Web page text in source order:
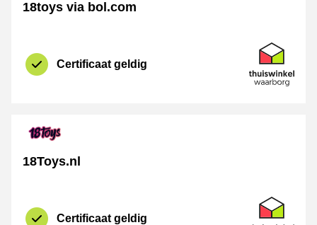
18toys via bol.com
Certificaat geldig
certificaat
Verkoper op
18Toys.nl
Certificaat geldig
certificaat
Thuiswinkel